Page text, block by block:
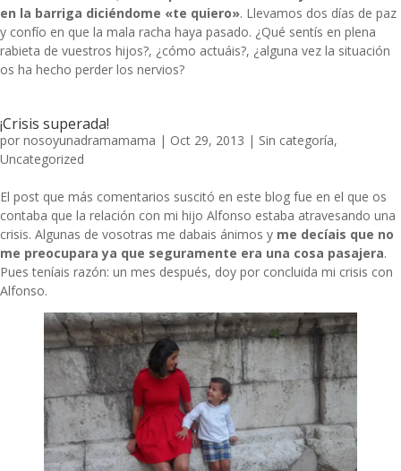
en la barriga diciéndome «te quiero». Llevamos dos días de paz
y confío en que la mala racha haya pasado. ¿Qué sentís en plena
rabieta de vuestros hijos?, ¿cómo actuáis?, ¿alguna vez la situación
os ha hecho perder los nervios?
¡Crisis superada!
por nosoyunadramamama | Oct 29, 2013 | Sin categoría,
Uncategorized
El post que más comentarios suscitó en este blog fue en el que os
contaba que la relación con mi hijo Alfonso estaba atravesando una
crisis. Algunas de vosotras me dabais ánimos y me decíais que no
me preocupara ya que seguramente era una cosa pasajera.
Pues teníais razón: un mes después, doy por concluida mi crisis con
Alfonso.